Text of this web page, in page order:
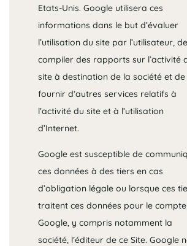
Etats-Unis. Google utilisera ces
informations dans le but d’évaluer
l’utilisation du site par l’utilisateur, de
compiler des rapports sur l’activité
site à destination de la société et de
fournir d’autres services relatifs à
l’activité du site et à l’utilisation
d’Internet.
Google est susceptible de
ces données à des tiers en cas
d’obligation légale ou lorsque ces
traitent ces données pour le
Google, y compris notamment la
société, l’éditeur de ce Site. Google